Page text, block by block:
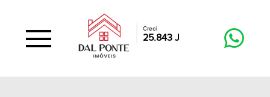
Creci
25.843 J